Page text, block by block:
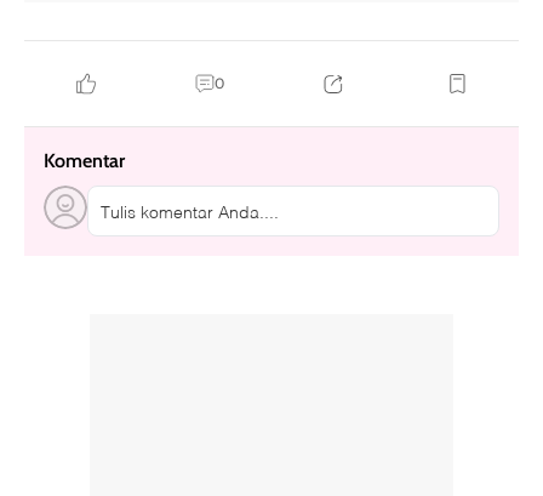
0
Komentar
Tulis komentar Anda....